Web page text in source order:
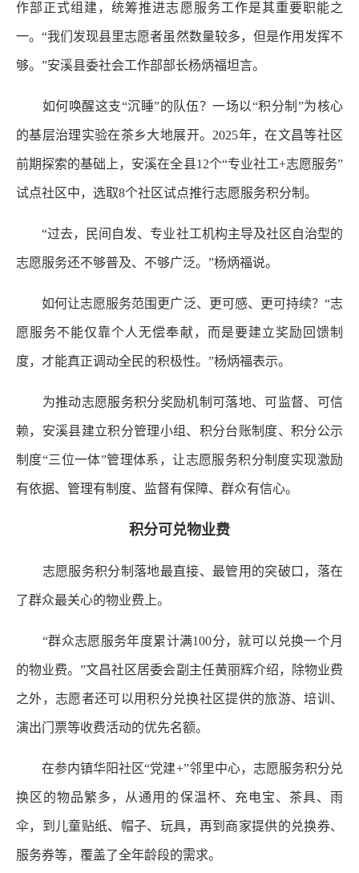
作部正式组建，统筹推进志愿服务工作是其重要职能之
一。“我们发现县里志愿者虽然数量较多，但是作用发挥不
够。”安溪县委社会工作部部长杨炳福坦言。
如何唤醒这支“沉睡”的队伍？一场以“积分制”为核心
的基层治理实验在茶乡大地展开。2025年，在文昌等社区
前期探索的基础上，安溪在全县12个“专业社工+志愿服务”
试点社区中，选取8个社区试点推行志愿服务积分制。
“过去，民间自发、专业社工机构主导及社区自治型的
志愿服务还不够普及、不够广泛。”杨炳福说。
如何让志愿服务范围更广泛、更可感、更可持续？“志
愿服务不能仅靠个人无偿奉献，而是要建立奖励回馈制
度，才能真正调动全民的积极性。”杨炳福表示。
为推动志愿服务积分奖励机制可落地、可监督、可信
赖，安溪县建立积分管理小组、积分台账制度、积分公示
制度“三位一体”管理体系，让志愿服务积分制度实现激励
有依据、管理有制度、监督有保障、群众有信心。
积分可兑物业费
志愿服务积分制落地最直接、最管用的突破口，落在
了群众最关心的物业费上。
“群众志愿服务年度累计满100分，就可以兑换一个月
的物业费。”文昌社区居委会副主任黄丽辉介绍，除物业费
之外，志愿者还可以用积分兑换社区提供的旅游、培训、
演出门票等收费活动的优先名额。
在参内镇华阳社区“党建+”邻里中心，志愿服务积分兑
换区的物品繁多，从通用的保温杯、充电宝、茶具、雨
伞，到儿童贴纸、帽子、玩具，再到商家提供的兑换券、
服务券等，覆盖了全年龄段的需求。